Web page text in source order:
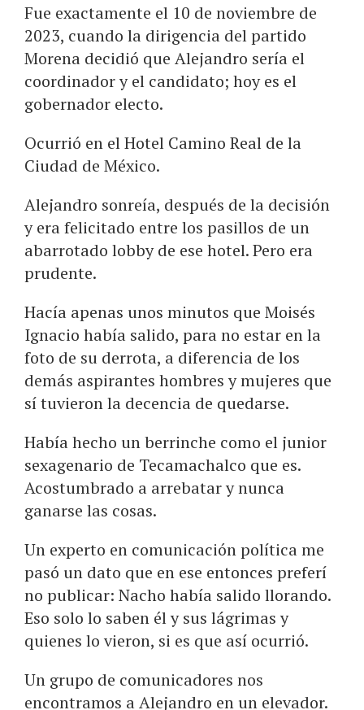
Fue exactamente el 10 de noviembre de
2023, cuando la dirigencia del partido
Morena decidió que Alejandro sería el
coordinador y el candidato; hoy es el
gobernador electo.
Ocurrió en el Hotel Camino Real de la
Ciudad de México.
Alejandro sonreía, después de la decisión
y era felicitado entre los pasillos de un
abarrotado lobby de ese hotel. Pero era
prudente.
Hacía apenas unos minutos que Moisés
Ignacio había salido, para no estar en la
foto de su derrota, a diferencia de los
demás aspirantes hombres y mujeres que
sí tuvieron la decencia de quedarse.
Había hecho un berrinche como el junior
sexagenario de Tecamachalco que es.
Acostumbrado a arrebatar y nunca
ganarse las cosas.
Un experto en comunicación política me
pasó un dato que en ese entonces preferí
no publicar: Nacho había salido llorando.
Eso solo lo saben él y sus lágrimas y
quienes lo vieron, si es que así ocurrió.
Un grupo de comunicadores nos
encontramos a Alejandro en un elevador.